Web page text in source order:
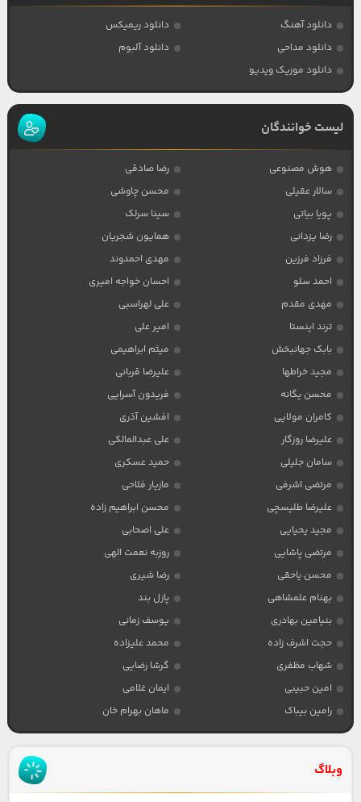
دانلود آهنگ
دانلود ریمیکس
دانلود مداحی
دانلود آلبوم
دانلود موزیک ویدیو
لیست خوانندگان
هوش مصنوعی
رضا صادقی
سالار عقیلی
محسن چاوشی
پویا بیاتی
سینا سرلک
رضا یزدانی
همایون شجریان
فرزاد فرزین
مهدی احمدوند
احمد سلو
احسان خواجه امیری
مهدی مقدم
علی لهراسبی
ترند اینستا
امیر علی
بابک جهانبخش
میثم ابراهیمی
مجید خراطها
علیرضا قربانی
محسن یگانه
فریدون آسرایی
کامران مولایی
افشین آذری
علیرضا روزگار
علی عبدالمالکی
سامان جلیلی
حمید عسکری
مرتضی اشرفی
مازیار فلاحی
علیرضا طلیسچی
محسن ابراهیم زاده
مجید یحیایی
علی اصحابی
مرتضی پاشایی
روزبه نعمت الهی
محسن یاحقی
رضا شیری
بهنام علمشاهی
پازل بند
بنیامین بهادری
یوسف زمانی
حجت اشرف زاده
محمد علیزاده
شهاب مظفری
گرشا رضایی
امین حبیبی
ایمان غلامی
رامین بیباک
ماهان بهرام خان
وبلاگ